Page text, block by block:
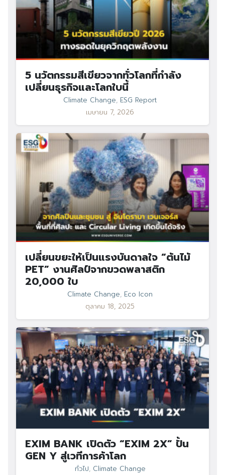
Search
Search
5 นวัตกรรมสีเขียวจากทั่วโลกที่กำลัง
เปลี่ยนธุรกิจและโลกใบนี้
Climate Change, ESG Report
เมษายน 7, 2026
เปลี่ยนขยะให้เป็นแรงบันดาลใจ “ต้นไม้
PET” งานศิลป์จากขวดพลาสติก
20,000 ใบ
Climate Change, Eco Icon
ตุลาคม 18, 2025
EXIM BANK เปิดตัว “EXIM 2X” ปั้น
GEN Y สู่เวทีการค้าโลก
ทั่วไป, Climate Change